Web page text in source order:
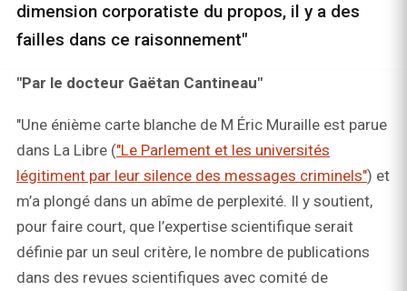
dimension corporatiste du propos, il y a des
failles dans ce raisonnement"
"Par le docteur Gaëtan Cantineau"
"Une énième carte blanche de M Éric Muraille est parue
dans La Libre ("Le Parlement et les universités
légitiment par leur silence des messages criminels") et
m’a plongé dans un abîme de perplexité. Il y soutient,
pour faire court, que l’expertise scientifique serait
définie par un seul critère, le nombre de publications
dans des revues scientifiques avec comité de